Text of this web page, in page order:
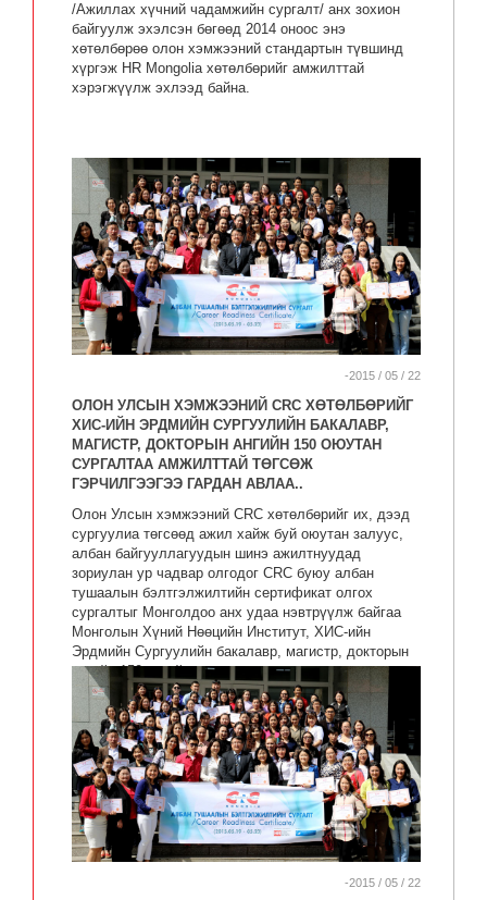
/Ажиллах хүчний чадамжийн сургалт/ анх зохион
байгуулж эхэлсэн бөгөөд 2014 оноос энэ
хөтөлбөрөө олон хэмжээний стандартын түвшинд
хүргэж HR Mongolia хөтөлбөрийг амжилттай
хэрэгжүүлж эхлээд байна.
-2015 / 05 / 22
ОЛОН УЛСЫН ХЭМЖЭЭНИЙ CRC ХӨТӨЛБӨРИЙГ
ХИС-ИЙН ЭРДМИЙН СУРГУУЛИЙН БАКАЛАВР,
МАГИСТР, ДОКТОРЫН АНГИЙН 150 ОЮУТАН
СУРГАЛТАА АМЖИЛТТАЙ ТӨГСӨЖ
ГЭРЧИЛГЭЭГЭЭ ГАРДАН АВЛАА..
Олон Улсын хэмжээний CRC хөтөлбөрийг их, дээд
сургуулиа төгсөөд ажил хайж буй оюутан залуус,
албан байгууллагуудын шинэ ажилтнуудад
зориулан ур чадвар олгодог CRC буюу албан
тушаалын бэлтгэлжилтийн сертификат олгох
сургалтыг Монголдоо анх удаа нэвтрүүлж байгаа
Монголын Хүний Нөөцийн Институт, ХИС-ийн
Эрдмийн Сургуулийн бакалавр, магистр, докторын
ангийн 150 гаруй оюутнуудад анхны сургалтаа
амжилттай зохион байгуулагдаж өндөрллөө.
-2015 / 05 / 22